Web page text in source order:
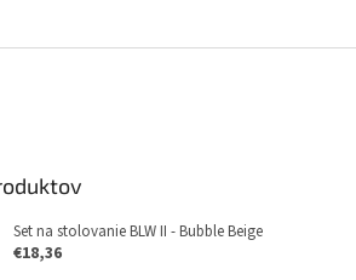
Set na stolovanie BLW II - Bubble Beige
€18,36